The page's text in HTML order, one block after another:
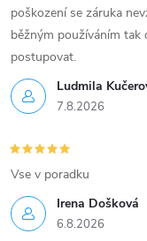
Ludmila
7.8.2026
poškození se záruka
běžným používáním tak
postupovat.
Irena Došková
6.8.2026
Vse v poradku